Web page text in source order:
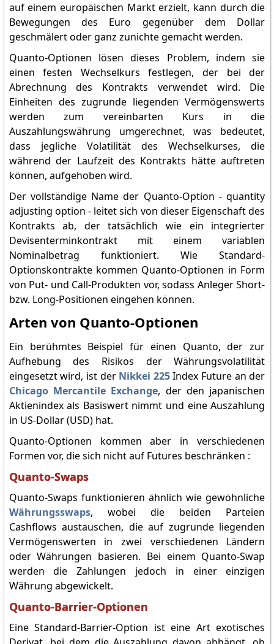
auf einem europäischen Markt erzielt, kann durch die
Bewegungen des Euro gegenüber dem Dollar
geschmälert oder ganz zunichte gemacht werden.
Quanto-Optionen lösen dieses Problem, indem sie
einen festen Wechselkurs festlegen, der bei der
Abrechnung des Kontrakts verwendet wird. Die
Einheiten des zugrunde liegenden Vermögenswerts
werden zum vereinbarten Kurs in die
Auszahlungswährung umgerechnet, was bedeutet,
dass jegliche Volatilität des Wechselkurses, die
während der Laufzeit des Kontrakts hätte auftreten
können, aufgehoben wird.
Der vollständige Name der Quanto-Option - quantity
adjusting option - leitet sich von dieser Eigenschaft des
Kontrakts ab, der tatsächlich wie ein integrierter
Devisenterminkontrakt mit einem variablen
Nominalbetrag funktioniert. Wie Standard-
Optionskontrakte kommen Quanto-Optionen in Form
von Put- und Call-Produkten vor, sodass Anleger Short-
bzw. Long-Positionen eingehen können.
Arten von Quanto-Optionen
Ein berühmtes Beispiel für einen Quanto, der zur
Aufhebung des Risikos der Währungsvolatilität
eingesetzt wird, ist der Nikkei 225Index Future an der
Chicago Mercantile Exchange, der den japanischen
Aktienindex als Basiswert nimmt und eine Auszahlung
in US-Dollar (USD) hat.
Quanto-Optionen kommen aber in verschiedenen
Formen vor, die sich nicht auf Futures beschränken :
Quanto-Swaps
Quanto-Swaps funktionieren ähnlich wie gewöhnliche
Währungsswaps, wobei die beiden Parteien
Cashflows austauschen, die auf zugrunde liegenden
Vermögenswerten in zwei verschiedenen Ländern
oder Währungen basieren. Bei einem Quanto-Swap
werden die Zahlungen jedoch in einer einzigen
Währung abgewickelt.
Quanto-Barrier-Optionen
Eine Standard-Barrier-Option ist eine Art exotisches